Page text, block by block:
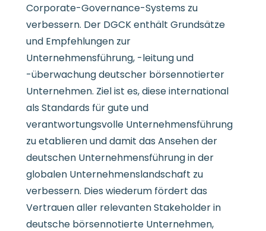
Corporate-Governance-Systems zu
verbessern. Der DGCK enthält Grundsätze
und Empfehlungen zur
Unternehmensführung, -leitung und
-überwachung deutscher börsennotierter
Unternehmen. Ziel ist es, diese international
als Standards für gute und
verantwortungsvolle Unternehmensführung
zu etablieren und damit das Ansehen der
deutschen Unternehmensführung in der
globalen Unternehmenslandschaft zu
verbessern. Dies wiederum fördert das
Vertrauen aller relevanten Stakeholder in
deutsche börsennotierte Unternehmen,